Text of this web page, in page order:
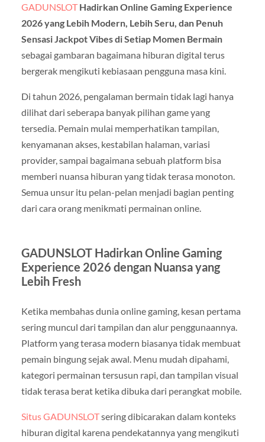
GADUNSLOTHadirkan Online Gaming Experience
2026 yang Lebih Modern, Lebih Seru, dan Penuh
Sensasi Jackpot Vibes di Setiap Momen Bermain
sebagai gambaran bagaimana hiburan digital terus
bergerak mengikuti kebiasaan pengguna masa kini.
Di tahun 2026, pengalaman bermain tidak lagi hanya
dilihat dari seberapa banyak pilihan game yang
tersedia. Pemain mulai memperhatikan tampilan,
kenyamanan akses, kestabilan halaman, variasi
provider, sampai bagaimana sebuah platform bisa
memberi nuansa hiburan yang tidak terasa monoton.
Semua unsur itu pelan-pelan menjadi bagian penting
dari cara orang menikmati permainan online.
GADUNSLOT Hadirkan Online Gaming
Experience 2026 dengan Nuansa yang
Lebih Fresh
Ketika membahas dunia online gaming, kesan pertama
sering muncul dari tampilan dan alur penggunaannya.
Platform yang terasa modern biasanya tidak membuat
pemain bingung sejak awal. Menu mudah dipahami,
kategori permainan tersusun rapi, dan tampilan visual
tidak terasa berat ketika dibuka dari perangkat mobile.
Situs GADUNSLOTsering dibicarakan dalam konteks
hiburan digital karena pendekatannya yang mengikuti